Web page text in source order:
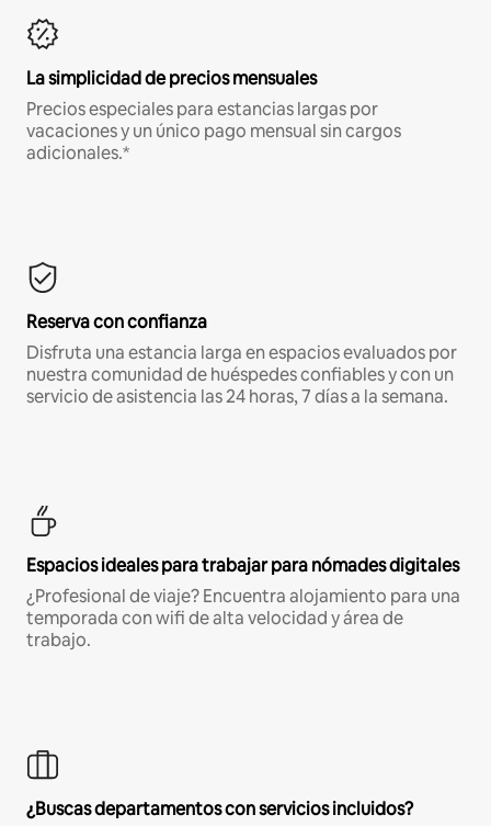
La simplicidad de precios mensuales
Precios especiales para estancias largas por
vacaciones y un único pago mensual sin cargos
adicionales.*
Reserva con confianza
Disfruta una estancia larga en espacios evaluados por
nuestra comunidad de huéspedes confiables y con un
servicio de asistencia las 24 horas, 7 días a la semana.
Espacios ideales para trabajar para nómades digitales
¿Profesional de viaje? Encuentra alojamiento para una
temporada con wifi de alta velocidad y área de
trabajo.
¿Buscas departamentos con servicios incluidos?